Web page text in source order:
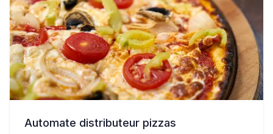
Automate distributeur pizzas